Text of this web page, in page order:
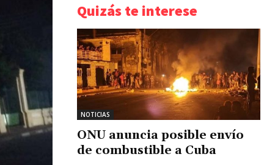
Quizás te interese
NOTICIAS
ONU anuncia posible envío
de combustible a Cuba